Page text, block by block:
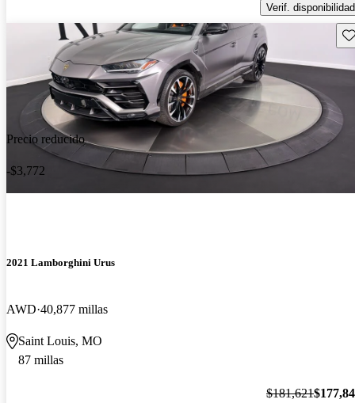
Verif. disponibilidad
Precio reducido
-$3,772
2021 Lamborghini Urus
AWD 40,877 millas
Saint Louis, MO
87 millas
$181,621